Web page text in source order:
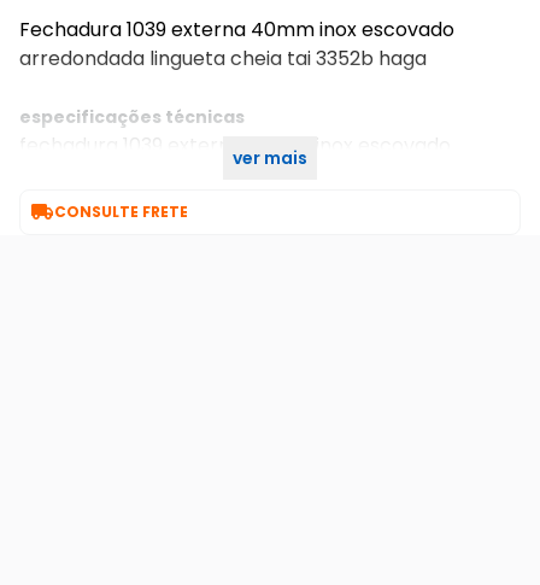
Fechadura 1039 externa 40mm inox escovado
arredondada lingueta cheia tai 3352b haga
especificações técnicas
fechadura 1039 externa 40mm inox escovado
ver mais
CONSULTE FRETE